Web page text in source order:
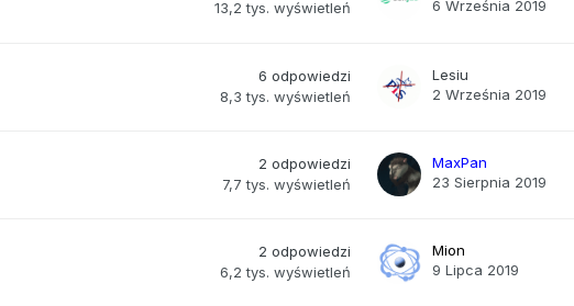
13,2 tys. wyświetleń
6 Września 2019
6 odpowiedzi
8,3 tys. wyświetleń
Lesiu
2 Września 2019
2 odpowiedzi
7,7 tys. wyświetleń
MaxPan
23 Sierpnia 2019
2 odpowiedzi
6,2 tys. wyświetleń
Mion
9 Lipca 2019